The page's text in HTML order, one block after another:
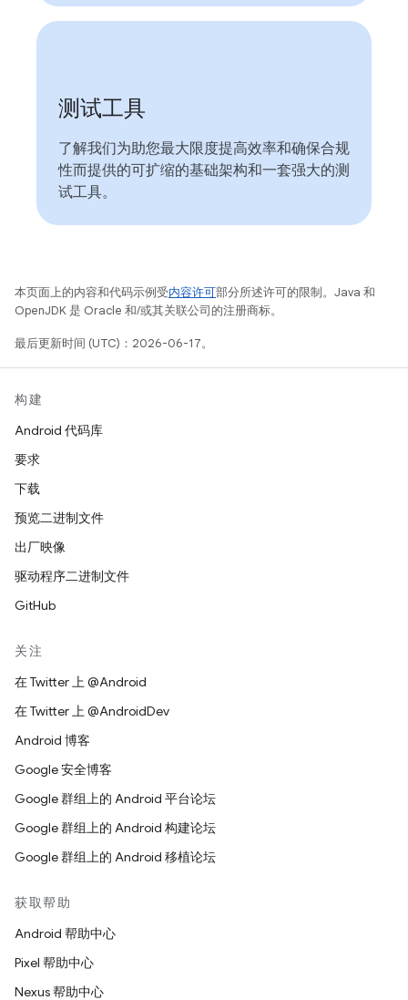
测试工具
了解我们为助您最大限度提高效率和确保合规
性而提供的可扩缩的基础架构和一套强大的测
试工具。
本页面上的内容和代码示例受内容许可部分所述许可的限制。Java 和
OpenJDK 是 Oracle 和/或其关联公司的注册商标。
最后更新时间 (UTC)：2026-06-17。
构建
Android 代码库
要求
下载
预览二进制文件
出厂映像
驱动程序二进制文件
GitHub
关注
在 Twitter 上 @Android
在 Twitter 上 @AndroidDev
Android 博客
Google 安全博客
Google 群组上的 Android 平台论坛
Google 群组上的 Android 构建论坛
Google 群组上的 Android 移植论坛
获取帮助
Android 帮助中心
Pixel 帮助中心
Nexus 帮助中心